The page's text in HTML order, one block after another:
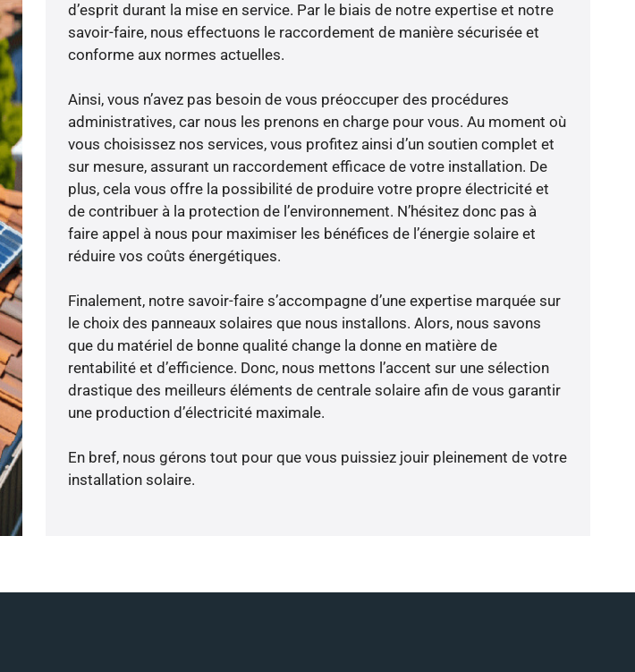
d’esprit durant la mise en service. Par le biais de notre expertise et notre
savoir-faire, nous effectuons le raccordement de manière sécurisée et
conforme aux normes actuelles.
Ainsi, vous n’avez pas besoin de vous préoccuper des procédures
administratives, car nous les prenons en charge pour vous. Au moment où
vous choisissez nos services, vous profitez ainsi d’un soutien complet et
sur mesure, assurant un raccordement efficace de votre installation. De
plus, cela vous offre la possibilité de produire votre propre électricité et
de contribuer à la protection de l’environnement. N’hésitez donc pas à
faire appel à nous pour maximiser les bénéfices de l’énergie solaire et
réduire vos coûts énergétiques.
Finalement, notre savoir-faire s’accompagne d’une expertise marquée sur
le choix des panneaux solaires que nous installons. Alors, nous savons
que du matériel de bonne qualité change la donne en matière de
rentabilité et d’efficience. Donc, nous mettons l’accent sur une sélection
drastique des meilleurs éléments de centrale solaire afin de vous garantir
une production d’électricité maximale.
En bref, nous gérons tout pour que vous puissiez jouir pleinement de votre
installation solaire.